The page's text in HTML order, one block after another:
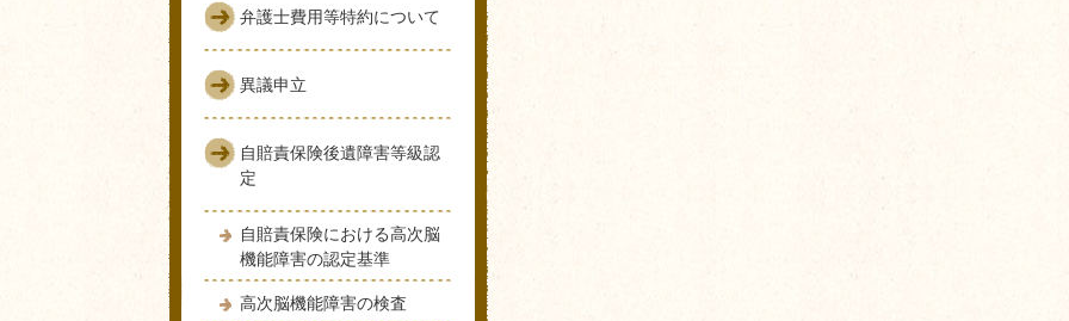
弁護士費用等特約について
異議申立
自賠責保険後遺障害等級認
定
自賠責保険における高次脳
機能障害の認定基準
高次脳機能障害の検査